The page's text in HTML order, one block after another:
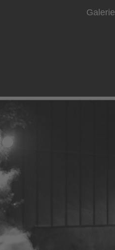
Galerie